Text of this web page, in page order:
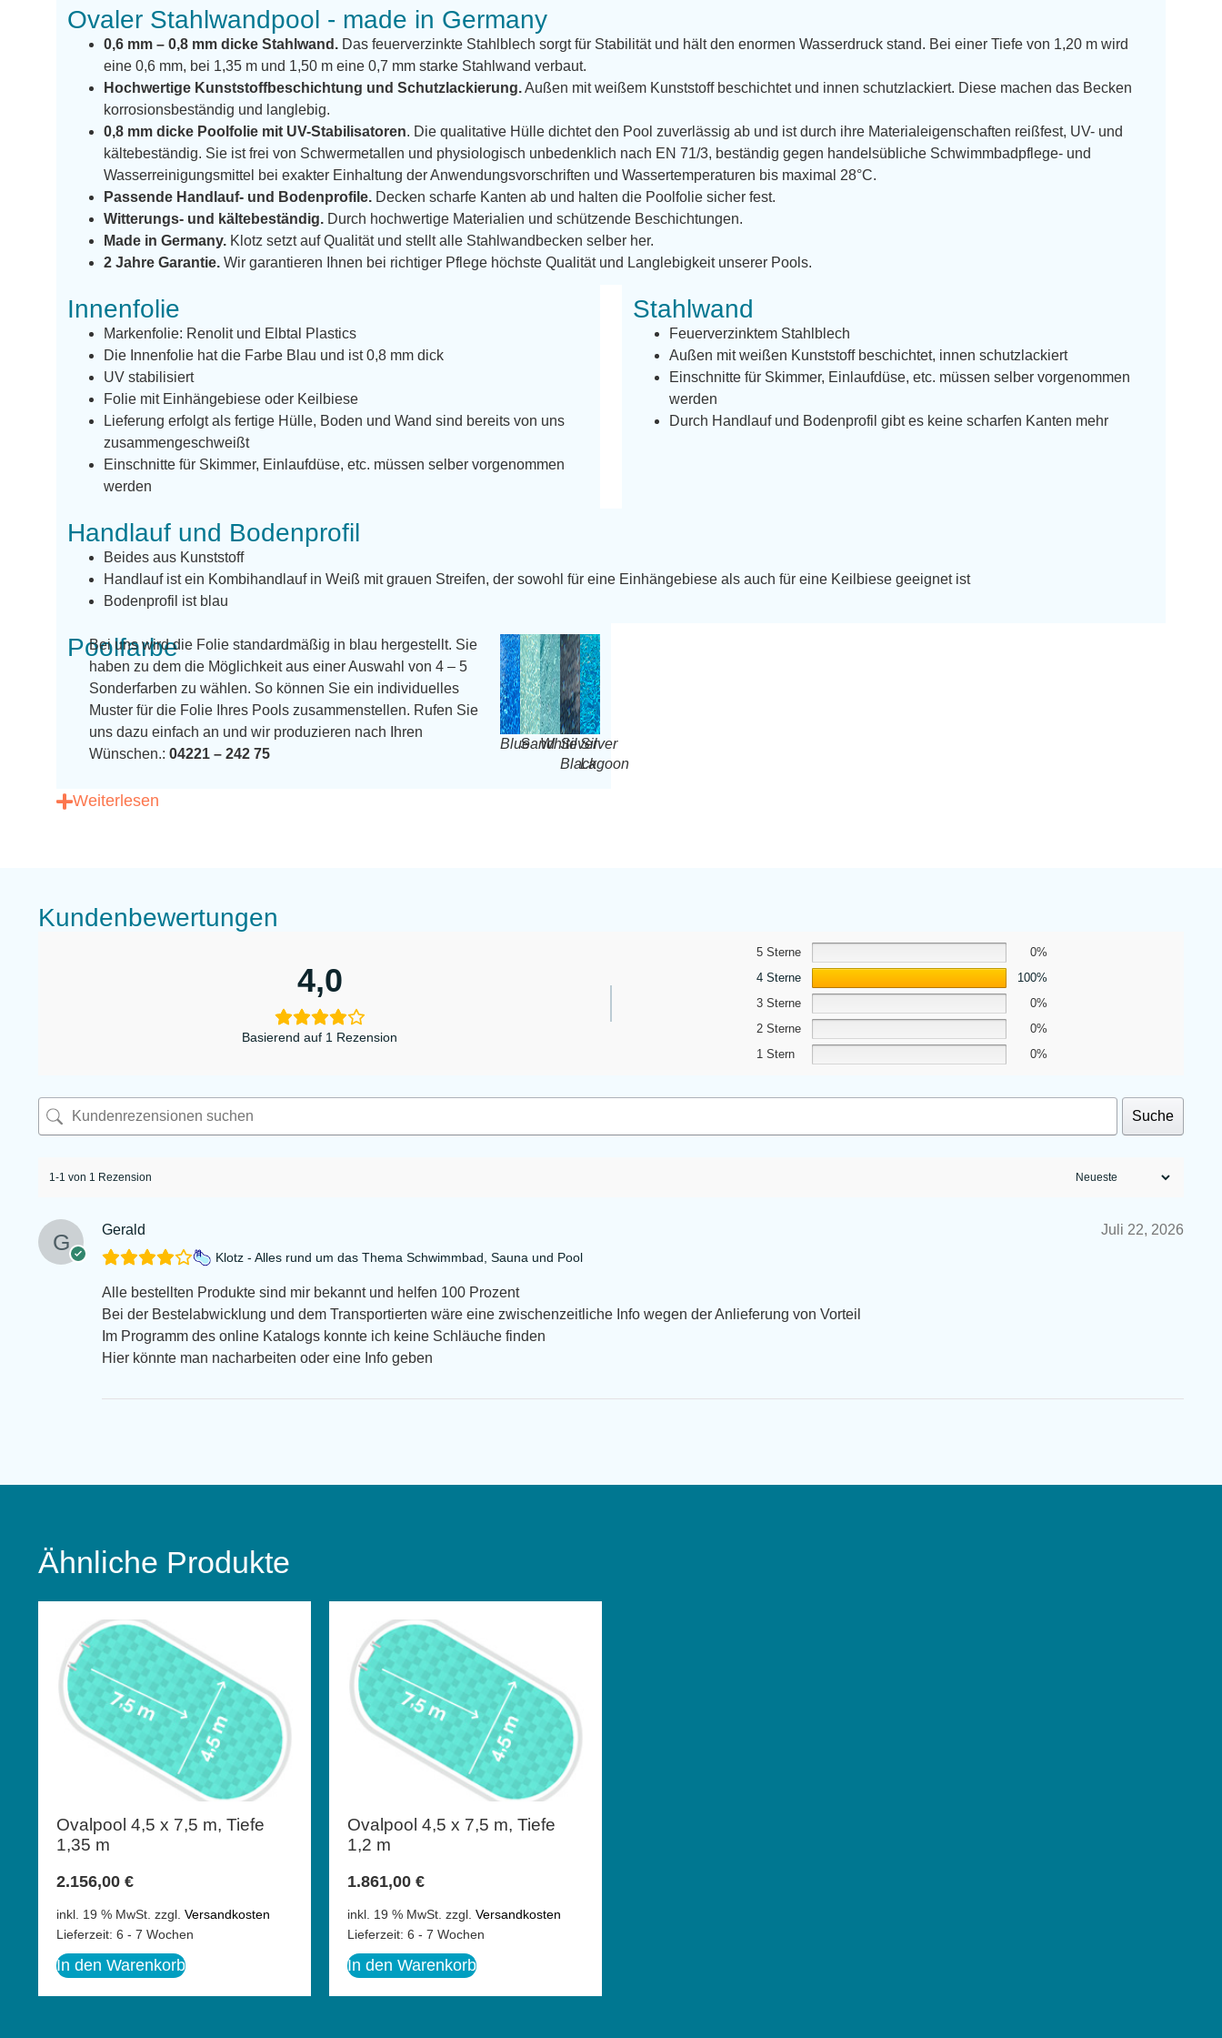
Ovaler Stahlwandpool - made in Germany
0,6 mm – 0,8 mm dicke Stahlwand. Das feuerverzinkte Stahlblech sorgt für Stabilität und hält den enormen Wasserdruck stand. Bei einer Tiefe von 1,20 m wird
eine 0,6 mm, bei 1,35 m und 1,50 m eine 0,7 mm starke Stahlwand verbaut.
Hochwertige Kunststoffbeschichtung und Schutzlackierung.Außen mit weißem Kunststoff beschichtet und innen schutzlackiert. Diese machen das Becken
korrosionsbeständig und langlebig.
0,8 mm dicke Poolfolie mit UV-Stabilisatoren. Die qualitative Hülle dichtet den Pool zuverlässig ab und ist durch ihre Materialeigenschaften reißfest, UV- und
kältebeständig. Sie ist frei von Schwermetallen und physiologisch unbedenklich nach EN 71/3, beständig gegen handelsübliche Schwimmbadpflege- und
Wasserreinigungsmittel bei exakter Einhaltung der Anwendungsvorschriften und Wassertemperaturen bis maximal 28°C.
Passende Handlauf- und Bodenprofile. Decken scharfe Kanten ab und halten die Poolfolie sicher fest.
Witterungs- und kältebeständig. Durch hochwertige Materialien und schützende Beschichtungen.
Made in Germany. Klotz setzt auf Qualität und stellt alle Stahlwandbecken selber her.
2 Jahre Garantie. Wir garantieren Ihnen bei richtiger Pflege höchste Qualität und Langlebigkeit unserer Pools.
Innenfolie
Markenfolie: Renolit und Elbtal Plastics
Die Innenfolie hat die Farbe Blau und ist 0,8 mm dick
UV stabilisiert
Folie mit Einhängebiese oder Keilbiese
Lieferung erfolgt als fertige Hülle, Boden und Wand sind bereits von uns
zusammengeschweißt
Einschnitte für Skimmer, Einlaufdüse, etc. müssen selber vorgenommen
werden
Stahlwand
Feuerverzinktem Stahlblech
Außen mit weißen Kunststoff beschichtet, innen schutzlackiert
Einschnitte für Skimmer, Einlaufdüse, etc. müssen selber vorgenommen
werden
Durch Handlauf und Bodenprofil gibt es keine scharfen Kanten mehr
Handlauf und Bodenprofil
Beides aus Kunststoff
Handlauf ist ein Kombihandlauf in Weiß mit grauen Streifen, der sowohl für eine Einhängebiese als auch für eine Keilbiese geeignet ist
Bodenprofil ist blau
Poolfarbe
Bei uns wird die Folie standardmäßig in blau hergestellt. Sie
haben zu dem die Möglichkeit aus einer Auswahl von 4 – 5
Sonderfarben zu wählen. So können Sie ein individuelles
Muster für die Folie Ihres Pools zusammenstellen. Rufen Sie
uns dazu einfach an und wir produzieren nach Ihren
Wünschen.:04221 – 242 75
BlueSandWhiteSilver
Black
Silver
Lagoon
Weiterlesen
Kundenbewertungen
4,0
Basierend auf 1 Rezension
5 Sterne
0%
4 Sterne
100%
3 Sterne
0%
2 Sterne
0%
1 Stern
0%
Suche
1-1 von 1 Rezension
Gerald Juli 22, 2026
Klotz - Alles rund um das Thema Schwimmbad, Sauna und Pool
Alle bestellten Produkte sind mir bekannt und helfen 100 Prozent
Bei der Bestelabwicklung und dem Transportierten wäre eine zwischenzeitliche Info wegen der Anlieferung von Vorteil
Im Programm des online Katalogs konnte ich keine Schläuche finden
Hier könnte man nacharbeiten oder eine Info geben
Ähnliche Produkte
Ovalpool 4,5 x 7,5 m, Tiefe
1,35 m
2.156,00 €
inkl. 19 % MwSt. zzgl. Versandkosten
Lieferzeit: 6 - 7 Wochen
In den Warenkorb
Ovalpool 4,5 x 7,5 m, Tiefe
1,2 m
1.861,00 €
inkl. 19 % MwSt. zzgl. Versandkosten
Lieferzeit: 6 - 7 Wochen
In den Warenkorb